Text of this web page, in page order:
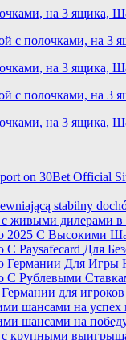
на 3 ящика,
на 3 ящика,
на 3 ящика,
on 30Bet Official
stabilny
живыми дилерами в
2025 С Высокими
Paysafecard Для
Для Игры
Рублевыми
для игроков
шансами на успех
шансами на
крупными